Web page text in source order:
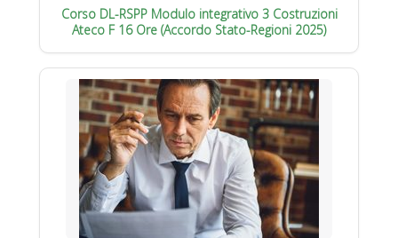
Corso DL-RSPP Modulo integrativo 3 Costruzioni
Ateco F 16 Ore (Accordo Stato-Regioni 2025)